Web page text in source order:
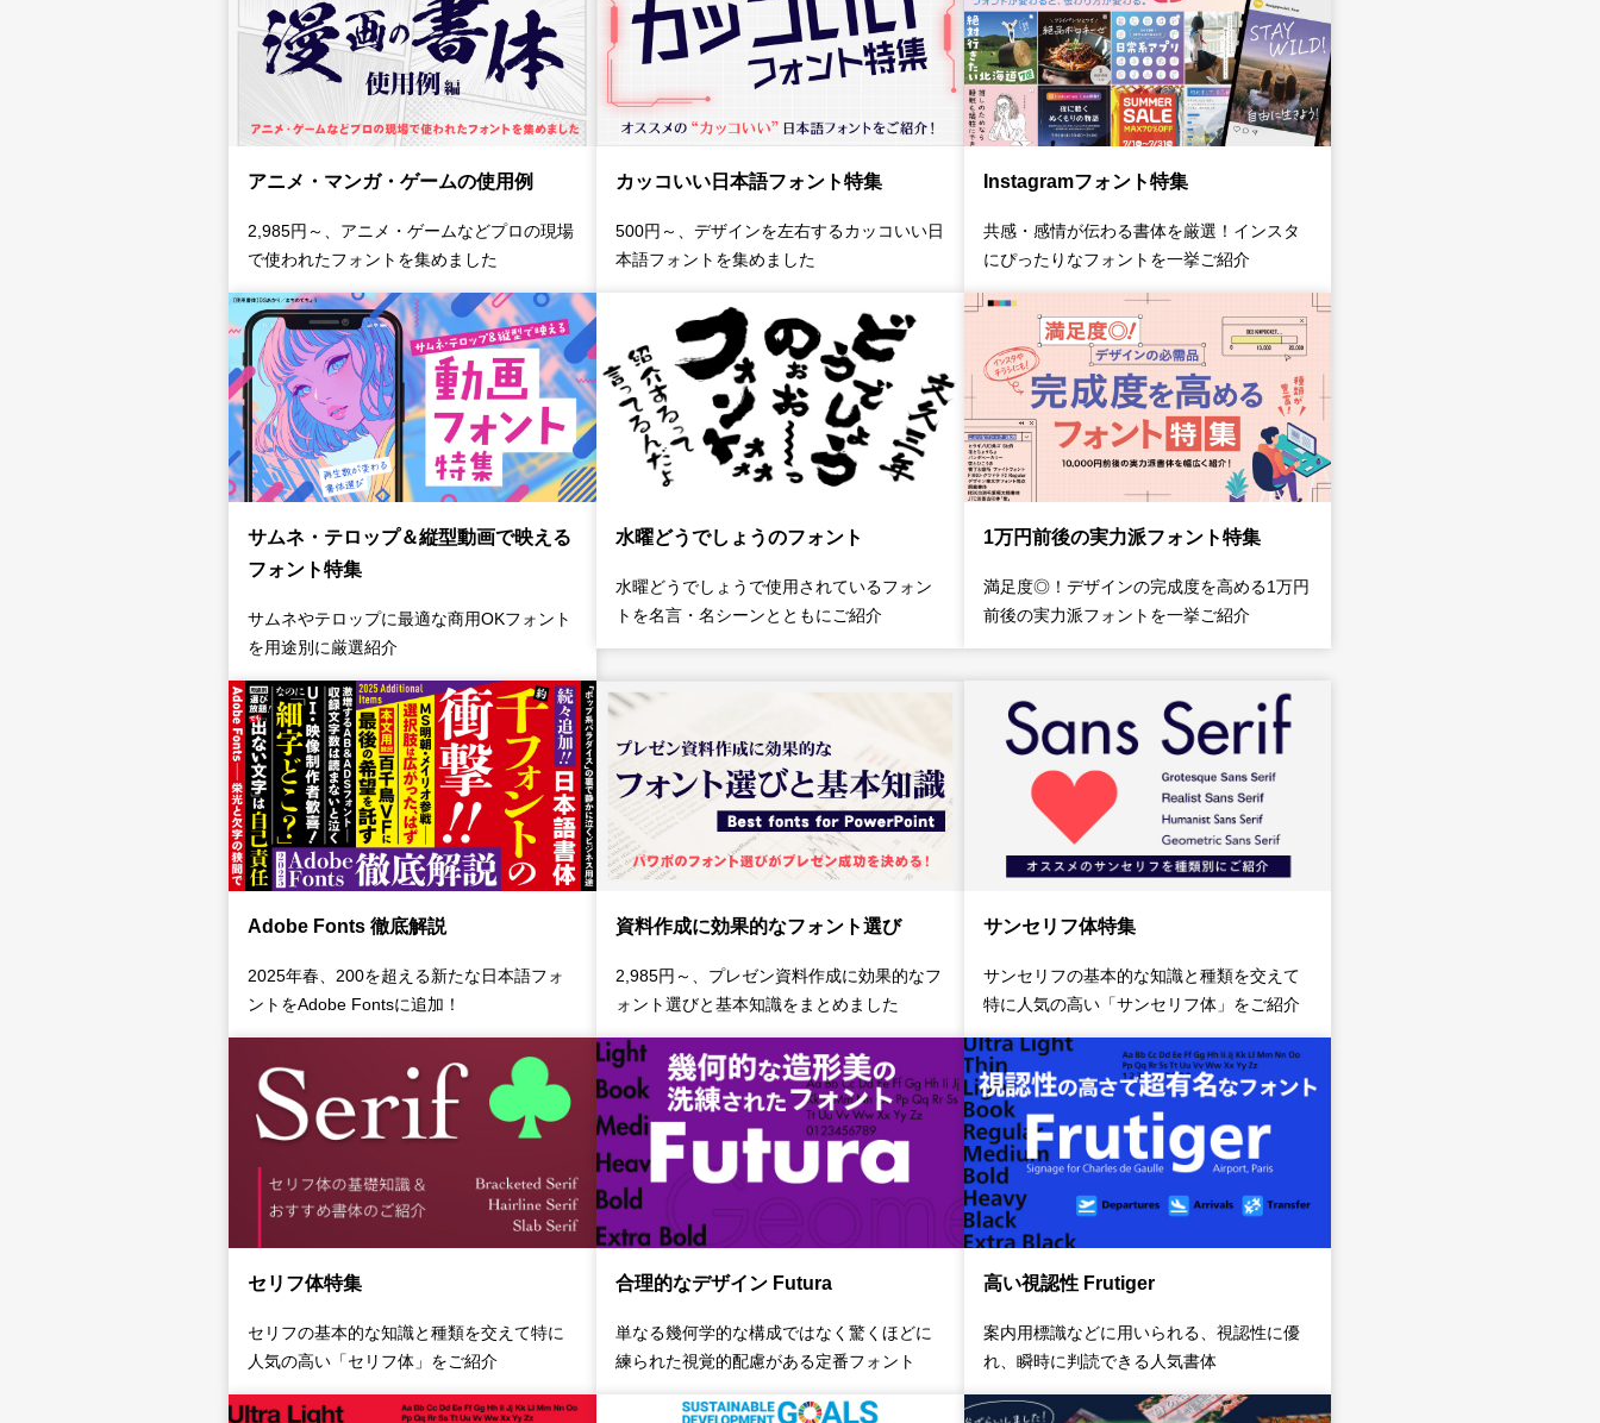
アニメ・マンガ・ゲームの使用例
2,985円～、アニメ・ゲームなどプロの現場
で使われたフォントを集めました
カッコいい日本語フォント特集
500円～、デザインを左右するカッコいい日
本語フォントを集めました
Instagramフォント特集
共感・感情が伝わる書体を厳選！インスタ
にぴったりなフォントを一挙ご紹介
サムネ・テロップ＆縦型動画で映える
フォント特集
サムネやテロップに最適な商用OKフォント
を用途別に厳選紹介
水曜どうでしょうのフォント
水曜どうでしょうで使用されているフォン
トを名言・名シーンとともにご紹介
1万円前後の実力派フォント特集
満足度◎！デザインの完成度を高める1万円
前後の実力派フォントを一挙ご紹介
Adobe Fonts 徹底解説
2025年春、200を超える新たな日本語フォ
ントをAdobe Fontsに追加！
資料作成に効果的なフォント選び
2,985円～、プレゼン資料作成に効果的なフ
ォント選びと基本知識をまとめました
サンセリフ体特集
サンセリフの基本的な知識と種類を交えて
特に人気の高い「サンセリフ体」をご紹介
セリフ体特集
セリフの基本的な知識と種類を交えて特に
人気の高い「セリフ体」をご紹介
合理的なデザイン Futura
単なる幾何学的な構成ではなく驚くほどに
練られた視覚的配慮がある定番フォント
高い視認性 Frutiger
案内用標識などに用いられる、視認性に優
れ、瞬時に判読できる人気書体